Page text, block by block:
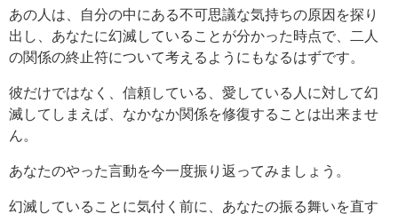
あの人は、自分の中にある不可思議な気持ちの原因を探り
出し、あなたに幻滅していることが分かった時点で、二人
の関係の終止符について考えるようにもなるはずです。
彼だけではなく、信頼している、愛している人に対して幻
滅してしまえば、なかなか関係を修復することは出来ませ
ん。
あなたのやった言動を今一度振り返ってみましょう。
幻滅していることに気付く前に、あなたの振る舞いを直す